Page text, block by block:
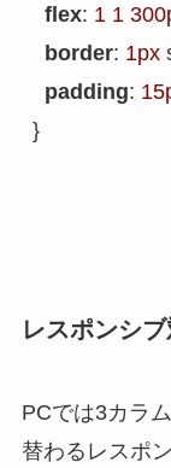
flex: 1 1
border: 1px
padding:
}
レスポンシ
PCでは3カラ
替わるレスポ